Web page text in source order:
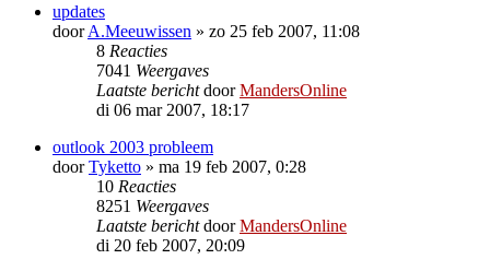
updates
doorA.Meeuwissen » zo 25 feb 2007, 11:08
8 Reacties
7041 Weergaves
Laatste berichtdoorMandersOnline
di 06 mar 2007, 18:17
outlook 2003 probleem
doorTyketto » ma 19 feb 2007, 0:28
10 Reacties
8251 Weergaves
Laatste berichtdoorMandersOnline
di 20 feb 2007, 20:09